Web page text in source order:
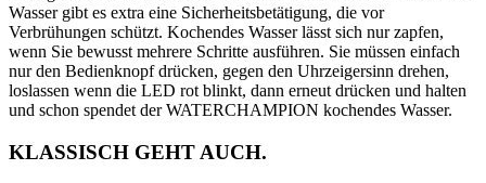
Wasser gibt es extra eine Sicherheitsbetätigung, die vor
Verbrühungen schützt. Kochendes Wasser lässt sich nur zapfen,
wenn Sie bewusst mehrere Schritte ausführen. Sie müssen einfach
nur den Bedienknopf drücken, gegen den Uhrzeigersinn drehen,
loslassen wenn die LED rot blinkt, dann erneut drücken und halten
und schon spendet der WATERCHAMPION kochendes Wasser.
KLASSISCH GEHT AUCH.